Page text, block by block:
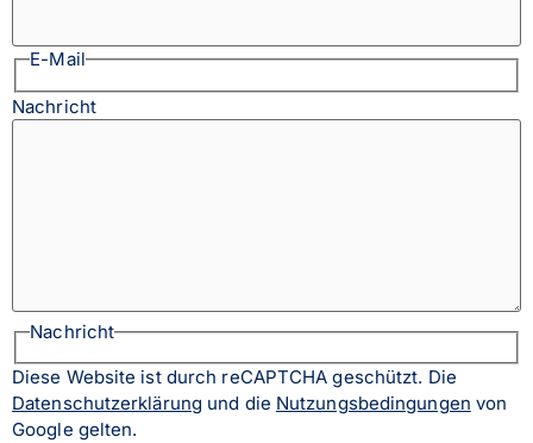
E-Mail
Nachricht
Nachricht
Diese Website ist durch reCAPTCHA geschützt. Die
Datenschutzerklärung und die Nutzungsbedingungen von
Google gelten.